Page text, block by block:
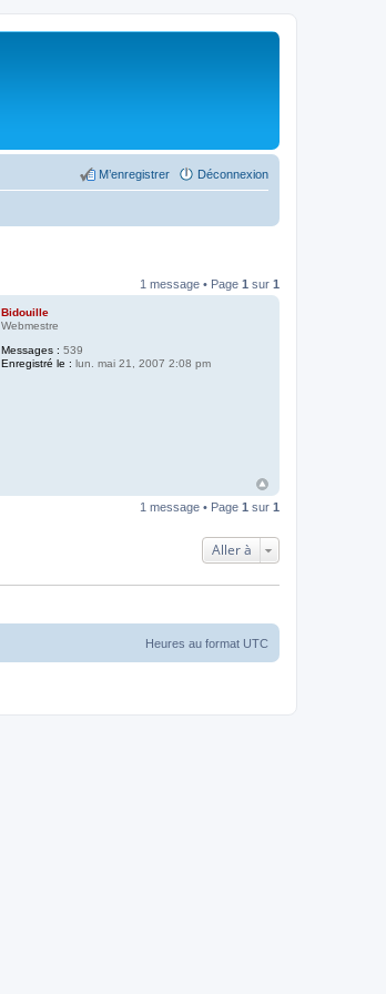
Déconnexion
M’enregistrer
1 message • Page 1 sur 1
Bidouille
Webmestre
Messages : 539
Enregistré le : lun. mai 21, 2007 2:08 pm
1 message • Page 1 sur 1
Aller à
Heures au format UTC